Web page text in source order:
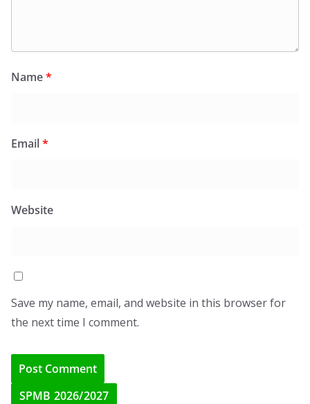
Name*
Email*
Website
Save my name, email, and website in this browser for
the next time I comment.
SPMB 2026/2027